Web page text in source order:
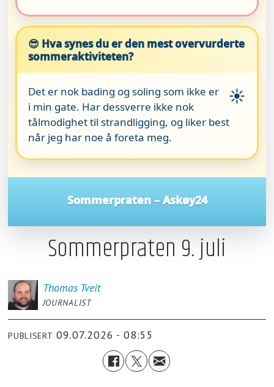
😎 Hva synes du er den mest overvurderte
sommeraktiviteten?
☀️
Det er nok bading og soling som ikke er
i min gate. Har dessverre ikke nok
tålmodighet til strandligging, og liker best
når jeg har noe å foreta meg.
Sommerpraten – Askøy24
Sommerpraten 9. juli
Thomas Tveit
JOURNALIST
PUBLISERT 09.07.2026 - 08:55